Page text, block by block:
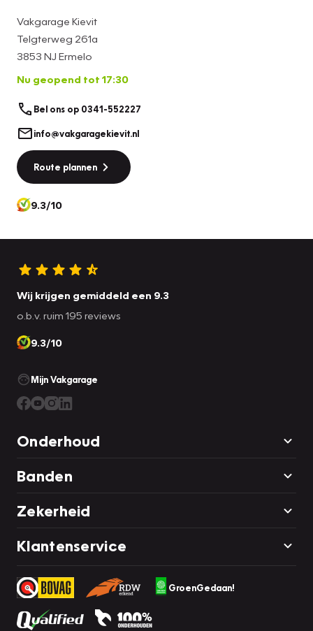
Vakgarage Kievit
Telgterweg 261a
3853 NJ Ermelo
Nu geopend tot 17:30
Bel ons op 0341-552227
info@vakgaragekievit.nl
Route plannen
9.3/10
Wij krijgen gemiddeld een 9.3
o.b.v. ruim 195 reviews
9.3/10
Mijn Vakgarage
Onderhoud
Banden
Zekerheid
Klantenservice
GroenGedaan!